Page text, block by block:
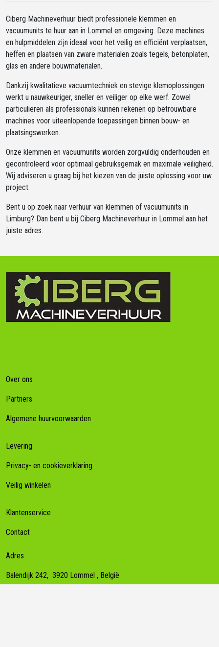
Ciberg Machineverhuur biedt professionele klemmen en
vacuumunits te huur aan in Lommel en omgeving. Deze machines
en hulpmiddelen zijn ideaal voor het veilig en efficiënt verplaatsen,
heffen en plaatsen van zware materialen zoals tegels, betonplaten,
glas en andere bouwmaterialen.
Dankzij kwalitatieve vacuumtechniek en stevige klemoplossingen
werkt u nauwkeuriger, sneller en veiliger op elke werf. Zowel
particulieren als professionals kunnen rekenen op betrouwbare
machines voor uiteenlopende toepassingen binnen bouw- en
plaatsingswerken.
Onze klemmen en vacuumunits worden zorgvuldig onderhouden en
gecontroleerd voor optimaal gebruiksgemak en maximale veiligheid.
Wij adviseren u graag bij het kiezen van de juiste oplossing voor uw
project.
Bent u op zoek naar verhuur van klemmen of vacuumunits in
Limburg? Dan bent u bij Ciberg Machineverhuur in Lommel aan het
juiste adres.
Over ons
Partners
Algemene huurvoorwaarden
Levering
Privacy- en cookieverklaring
Veilig winkelen
Klantenservice
Contact
Adres
Balendijk 242, 3920 Lommel , België